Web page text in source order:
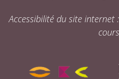
Accessibilité du site